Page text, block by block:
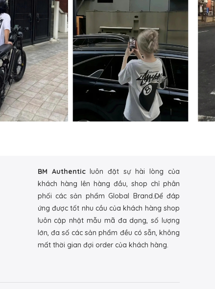
BM Authenticluôn đặt sự hài lòng của
khách hàng lên hàng đầu, shop chỉ phân
phối các sản phẩm Global Brand.Để đáp
ứng được tốt nhu cầu của khách hàng shop
luôn cập nhật mẫu mã đa dạng, số lượng
lớn, đa số các sản phẩm đều có sẵn, không
mất thời gian đợi order của khách hàng.